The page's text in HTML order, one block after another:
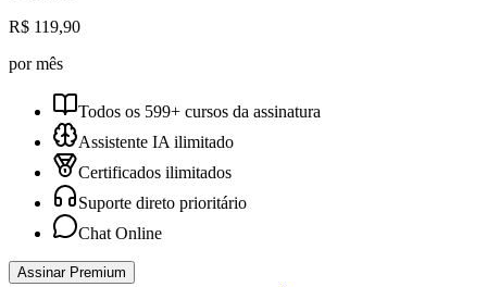
R$ 119,90
por mês
Todos os 599+ cursos da assinatura
Assistente IA ilimitado
Certificados ilimitados
Suporte direto prioritário
Chat Online
Assinar Premium